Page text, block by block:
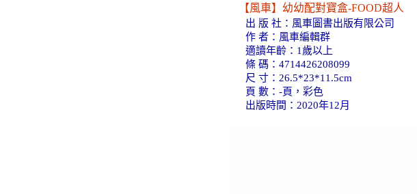
【風車】幼幼配對寶盒-FOOD超人
出 版 社：風車圖書出版有限公司
作 者：風車編輯群
適讀年齡：1歲以上
條 碼：4714426208099
尺 寸：26.5*23*11.5cm
頁 數：-頁，彩色
出版時間：2020年12月